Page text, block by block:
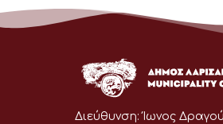
Διεύθυνση: Ίωνος